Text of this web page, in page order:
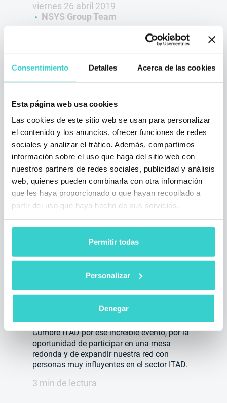
Consentimiento Detalles Acerca de las cookies
Esta página web usa cookies
Las cookies de este sitio web se usan para personalizar
el contenido y los anuncios, ofrecer funciones de redes
sociales y analizar el tráfico. Además, compartimos
información sobre el uso que haga del sitio web con
nuestros partners de redes sociales, publicidad y análisis
web, quienes pueden combinarla con otra información
que les haya proporcionado o que hayan recopilado a
partir del uso que haya hecho de sus servicios.
Permitir todas
Personalizar
Denegar
viernes 26 abril 2019
NSYS Group Team
La semana pasada, el equipo de NSYS
GROUP participó en la exposición de Mobile
Electronics en Hong Kong. Más de 3600
expositores de más de 200 países asistieron
3 min de lectura
NSYS GROUP en la Cumbre
martes 09 abril 2019
orador en la Cumbre ITAD 2019 en Miami.
Nos gustaría agradecer al equipo de la
Cumbre ITAD por ese increíble evento, por la
oportunidad de participar en una mesa
redonda y de expandir nuestra red con
personas muy influyentes en el sector ITAD.
3 min de lectura